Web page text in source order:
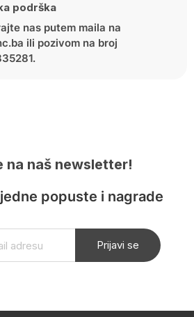
podrška
nas putem maila na
ili pozivom na broj
na naš newsletter!
popuste i nagrade
Prijavi se